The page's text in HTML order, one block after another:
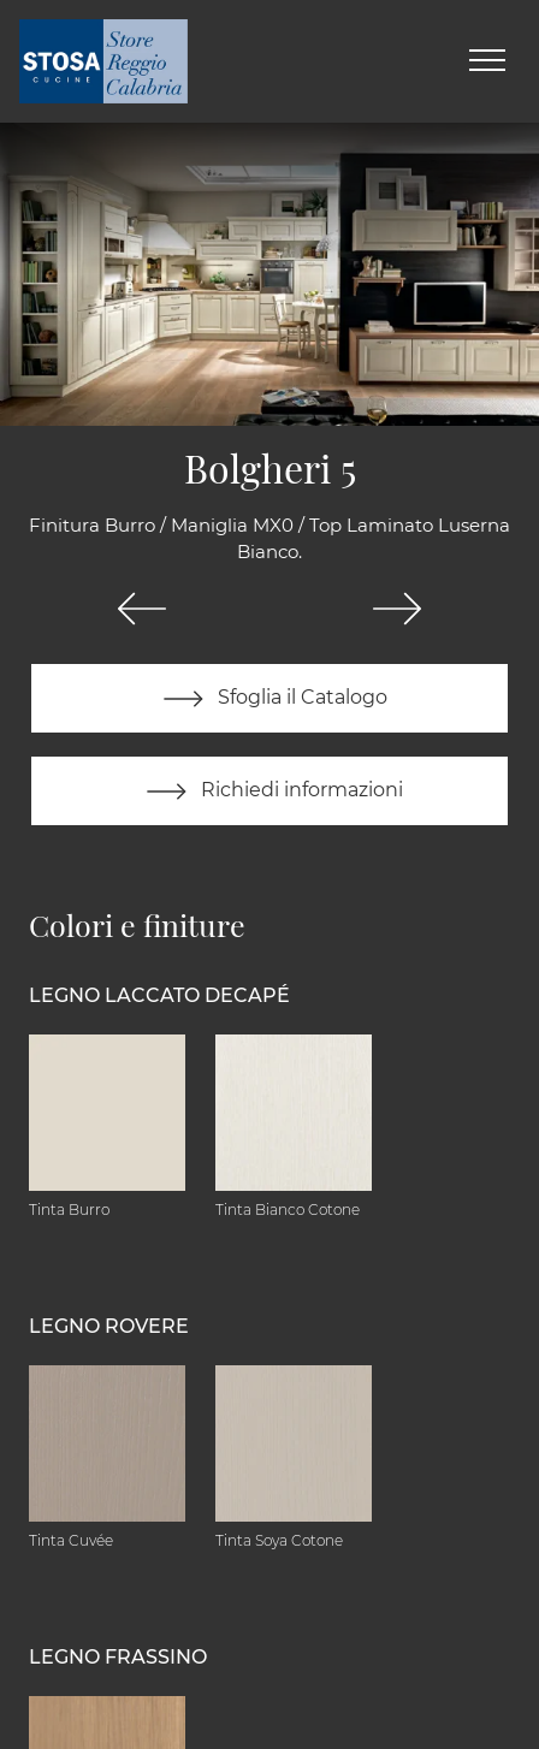
Finitura Burro / Maniglia MX0 / Top Laminato Luserna
Bianco.
Sfoglia il Catalogo
Richiedi informazioni
Bolgheri 5
Colori e finiture
LEGNO LACCATO DECAPÉ
Tinta Burro Tinta Bianco Cotone
LEGNO ROVERE
Tinta Cuvée Tinta Soya Cotone
LEGNO FRASSINO